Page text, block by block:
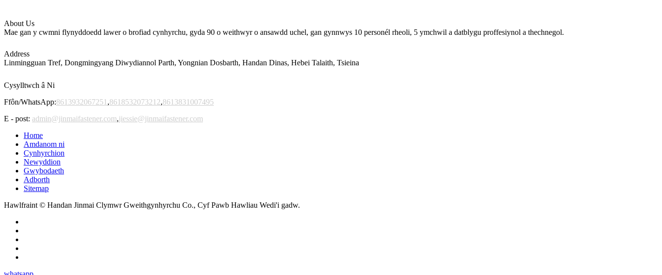
About Us
Mae gan y cwmni flynyddoedd lawer o brofiad cynhyrchu, gyda 90 o weithwyr o ansawdd uchel, gan gynnwys 10 personél rheoli, 5 ymchwil a datblygu proffesiynol a thechnegol.
Address
Linmingguan Tref, Dongmingyang Diwydiannol Parth, Yongnian Dosbarth, Handan Dinas, Hebei Talaith, Tsieina
Cysylltwch â Ni
Ffôn/WhatsApp:8613932067251 ,8618532073212,8613831007495
E - post: admin@jinmaifastener.com,jiessie@jinmaifastener.com
Home
Amdanom ni
Cynhyrchion
Newyddion
Gwybodaeth
Adborth
Sitemap
Hawlfraint © Handan Jinmai Clymwr Gweithgynhyrchu Co., Cyf Pawb Hawliau Wedi'i gadw.